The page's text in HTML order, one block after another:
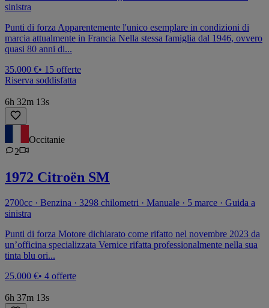
sinistra
Punti di forza Apparentemente l'unico esemplare in condizioni di
marcia attualmente in Francia Nella stessa famiglia dal 1946, ovvero
quasi 80 anni di...
35.000 €• 15 offerte
Riserva soddisfatta
6h 32m 13s
Occitanie
2
1972 Citroën SM
2700cc · Benzina · 3298 chilometri · Manuale · 5 marce · Guida a
sinistra
Punti di forza Motore dichiarato come rifatto nel novembre 2023 da
un’officina specializzata Vernice rifatta professionalmente nella sua
tinta blu ori...
25.000 €• 4 offerte
6h 37m 13s